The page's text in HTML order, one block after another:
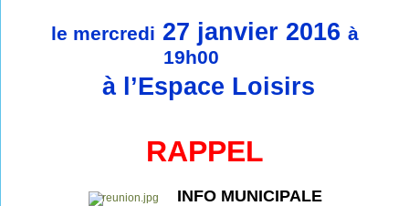
le mercredi 27 janvier 2016à
19h00
à l’Espace Loisirs
RAPPEL
INFO MUNICIPALE